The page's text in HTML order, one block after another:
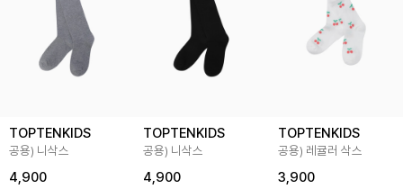
TOPTENKIDS
공용) 니삭스
4,900
TOPTENKIDS
공용) 니삭스
4,900
TOPTENKIDS
공용) 레귤러 삭스
3,900